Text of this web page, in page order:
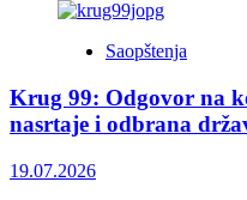
Saopštenja
Krug 99: Odgovor na
nasrtaje i odbrana
19.07.2026